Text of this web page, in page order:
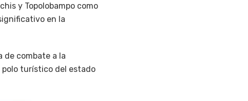
y Topolobampo como
en la
de combate a la
turístico del estado